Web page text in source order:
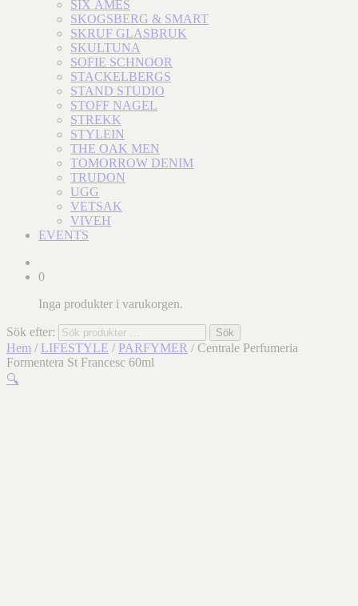
SIX ÁMES
SKOGSBERG & SMART
SKRUF GLASBRUK
SKULTUNA
SOFIE SCHNOOR
STACKELBERGS
STAND STUDIO
STOFF NAGEL
STREKK
STYLEIN
THE OAK MEN
TOMORROW DENIM
TRUDON
UGG
VETSAK
VIVEH
EVENTS
0
Inga produkter i varukorgen.
Sök efter: Sök
Hem / LIFESTYLE / PARFYMER / Centrale Perfumeria
Formentera St Francesc 60ml
🔍